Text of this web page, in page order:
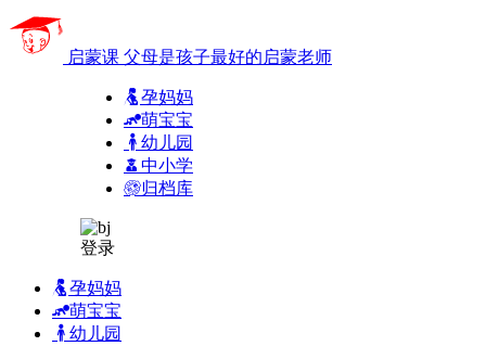
启蒙课 父母是孩子最好的启蒙老师
孕妈妈
萌宝宝
幼儿园
中小学
归档库
登录
孕妈妈
萌宝宝
幼儿园